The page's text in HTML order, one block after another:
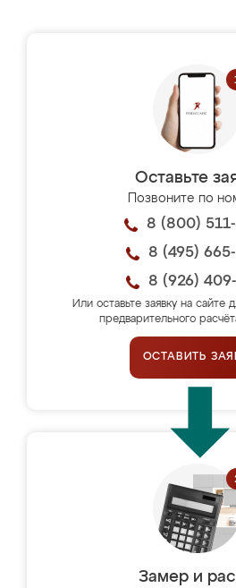
Оставьте
Позвоните по
8 (800)
8 (495)
8 (926)
Или оставьте заявку на сайте
предварительного
ОСТАВИТЬ
Замер и